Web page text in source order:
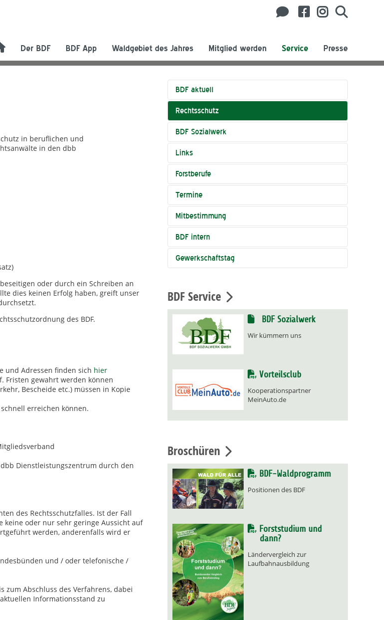
Der BDF BDF App Waldgebiet des Jahres Mitglied werden Service Presse
in beruflichen und
in den dbb
oder durch ein Schreiben an
dies keinen Erfolg haben, greift unser
des BDF.
und Adressen finden sich hier
Fristen gewahrt werden können
Bescheide etc.) müssen in Kopie
erreichen können.
Dienstleistungszentrum durch den
des Rechtsschutzfalles. Ist der Fall
oder nur sehr geringe Aussicht auf
werden, anderenfalls wird er
und / oder telefonische /
zum Abschluss des Verfahrens, dabei
Informationsstand zu
BDF aktuell
Rechtsschutz
BDF Sozialwerk
Links
Forstberufe
Termine
Mitbestimmung
BDF intern
Gewerkschaftstag
BDF Service
BDF Sozialwerk
Wir kümmern uns
Vorteilsclub
Kooperationspartner
MeinAuto.de
Broschüren
BDF-Waldprogramm
Positionen des BDF
Forststudium und
dann?
Ländervergleich zur
Laufbahnausbildung